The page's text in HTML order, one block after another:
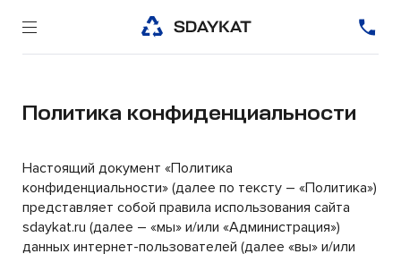
Политика конфиденциальности
Настоящий документ «Политика
конфиденциальности» (далее по тексту – «Политика»)
представляет собой правила использования сайта
sdaykat.ru (далее – «мы» и/или «Администрация»)
данных интернет-пользователей (далее «вы» и/или